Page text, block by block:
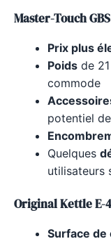
Master-Touch
Prix plus
Poids de
commode
potentiel
Quelques
utilisateurs
Original Kettle E-
Surface de